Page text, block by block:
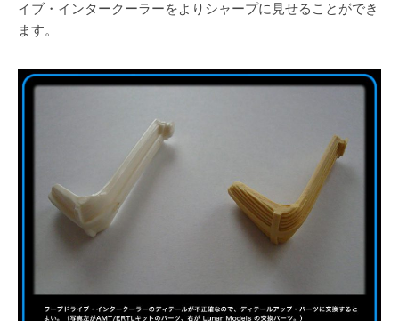
イブ・インタークーラーをよりシャープに見せることができ
ます。